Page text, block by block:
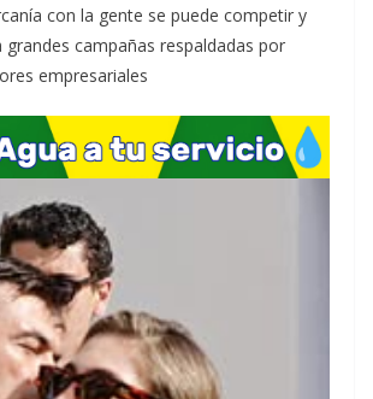
con la gente se puede competir y
grandes campañas respaldadas por
empresariales